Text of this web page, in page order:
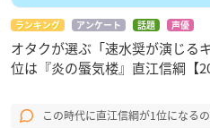
ランキング アンケート 話題 声優
オタクが選ぶ「速水奨が演じる
位は『炎の蜃気楼』直江信綱【
この時代に直江信綱が1位になる